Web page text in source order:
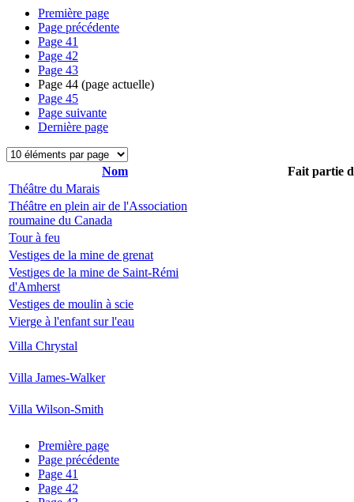
Première page
Page précédente
Page 41
Page 42
Page 43
Page 44 (page actuelle)
Page 45
Page suivante
Dernière page
Nom
Fait partie
Théâtre du Marais
Théâtre en plein air de l'Association
roumaine du Canada
Tour à feu
Vestiges de la mine de grenat
Vestiges de la mine de Saint-Rémi
d'Amherst
Vestiges de moulin à scie
Vierge à l'enfant sur l'eau
Villa Chrystal
Villa James-Walker
Villa Wilson-Smith
Première page
Page précédente
Page 41
Page 42